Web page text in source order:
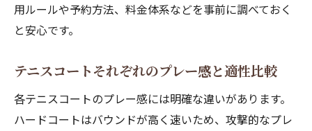
用ルールや予約方法、料金体系などを事前に調べておく
と安心です。
テニスコートそれぞれのプレー感と適性比較
各テニスコートのプレー感には明確な違いがあります。
ハードコートはバウンドが高く速いため、攻撃的なプレ